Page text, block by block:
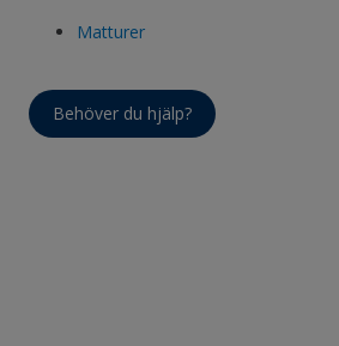
Matturer
Behöver du hjälp?